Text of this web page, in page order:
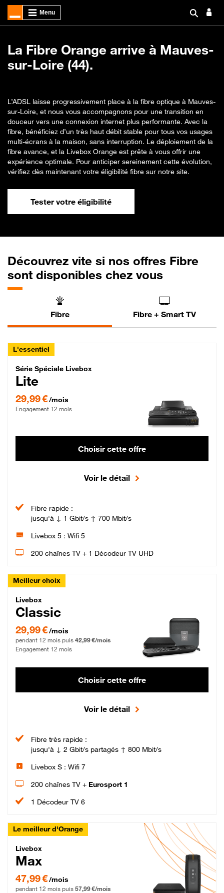
La Fibre Orange arrive à Mauves-
sur-Loire (44).
L’ADSL laisse progressivement place à la fibre optique à Mauves-
sur-Loire, et nous vous accompagnons pour une transition en
douceur vers une connexion internet plus performante. Avec la
fibre, bénéficiez d’un très haut débit stable pour tous vos usages
multi-écrans à la maison, sans interruption. Le déploiement de la
fibre avance, et la Livebox Orange est prête à vous offrir une
expérience optimale. Pour anticiper sereinement cette évolution,
vérifiez dès maintenant votre éligibilité fibre sur notre site.
Tester votre éligibilité
Découvrez vite si nos offres Fibre
sont disponibles chez vous
Fibre Fibre + Smart TV
L'essentiel
Série Spéciale Livebox Lite Fibre
Série Spéciale Livebox
Lite
29,99 €/mois
Engagement 12 mois
Choisir cette offre
Voir le détail
Fibre rapide :
jusqu'à ↓ 1 Gbit/s ↑ 700 Mbit/s
Livebox 5 : Wifi 5
200 chaînes TV + 1 Décodeur TV UHD
Meilleur choix
Livebox Classic Fibre
Livebox
Classic
29,99 € par mois pendant 12 mois puis 42,99 € par mois, Engagement 12 mois
29,99 €/mois
pendant 12 mois puis 42,99 €/mois
Engagement 12 mois
Choisir cette offre
Voir le détail
Fibre très rapide :
jusqu'à ↓ 2 Gbit/s partagés ↑ 800 Mbit/s
Livebox S : Wifi 7
200 chaînes TV + Eurosport 1
1 Décodeur TV 6
Le meilleur d'Orange
Livebox Max Fibre
Livebox
Max
47,99 € par mois pendant 12 mois puis 57,99 € par mois, Engagement 12 mois
47,99 €/mois
pendant 12 mois puis 57,99 €/mois